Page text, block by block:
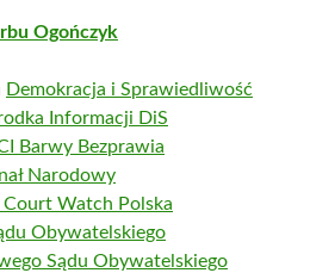
Ogończyk
Demokracja i Sprawiedliwość
Informacji DiS
Barwy Bezprawia
Narodowy
Court Watch Polska
Obywatelskiego
Sądu Obywatelskiego